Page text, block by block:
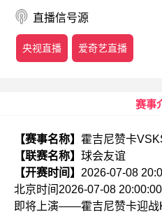
直播信号源
央视直播 爱奇艺直播
赛事
【赛事名称】 霍吉尼赞卡
【联赛名称】 球会友谊
【开赛时间】 2026-07-08
北京时间2026-07-08
即将上演——霍吉尼赞卡迎战